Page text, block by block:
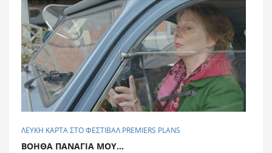
ΛΕΥΚΗ ΚΑΡΤΑ ΣΤΟ ΦΕΣΤΙΒΑΛ PREMIERS PLANS
ΒΟΗΘΑ ΠΑΝΑΓΙΑ ΜΟΥ...